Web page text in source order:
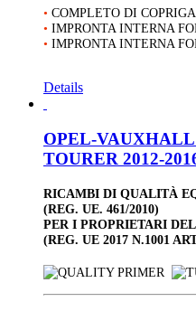
• COMPLETO DI
• IMPRONTA INTERNA
• IMPRONTA INTERNA
Details
OPEL-VAUXHALL
TOURER 2012-
RICAMBI DI QUALITÀ
(REG. UE. 461/2010)
PER I PROPRIETARI
(REG. UE 2017 N.1001